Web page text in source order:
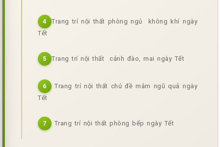
4
Trang trí nội thất phòng ngủ không khí ngày
Tết
5 Trang trí nội thất cảnh đào, mai ngày Tết
6
Trang trí nội thất chủ đề mâm ngũ quả ngày
Tết
7 Trang trí nội thất phòng bếp ngày Tết